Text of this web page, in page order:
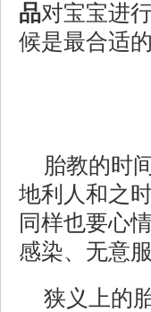
品对宝宝进
候是最合适
胎教的时
地利人和之
同样也要心
感染、无意
狭义上的